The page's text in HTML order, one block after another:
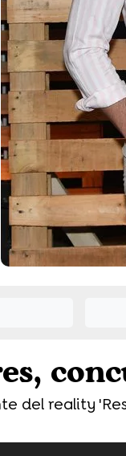
del reality